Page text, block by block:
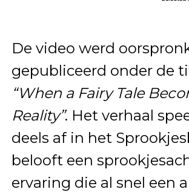
De video werd
gepubliceerd onder de
“When a Fairy Tale
Reality”. Het verhaal
deels af in het
belooft een
ervaring die al snel een